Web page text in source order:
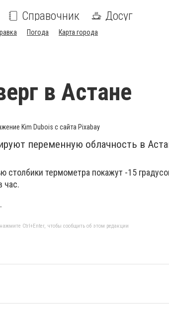
Справочник Досуг
Погода Карта города
в Астане
Kim Dubois с сайта Pixabay
переменную облачность в
столбики термометра покажут -15
час.
Ctrl+Enter, чтобы сообщить об этом редакции